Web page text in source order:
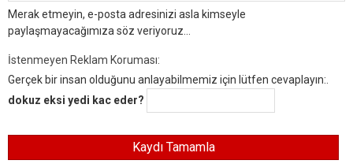
Merak etmeyin, e-posta adresinizi asla kimseyle
paylaşmayacağımıza söz veriyoruz...
İstenmeyen Reklam Koruması:
Gerçek bir insan olduğunu anlayabilmemiz için lütfen cevaplayın:.
dokuz eksi yedi kac eder?